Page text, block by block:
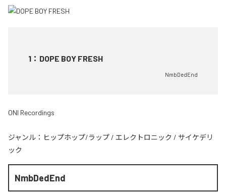
1 ： DOPE BOY FRESH
NmbDedEnd
ONI Recordings
ジャンル： ヒップホップ/ラップ / エレクトロニック / サイケデリ
ック
NmbDedEnd